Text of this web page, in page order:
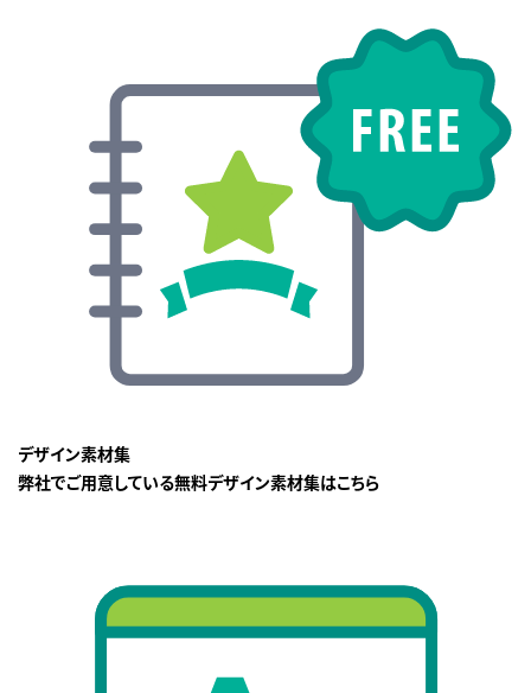
デザイン素材集
弊社でご用意している無料デザイン素材集はこちら